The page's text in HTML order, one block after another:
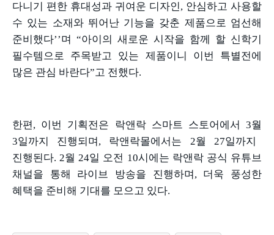
다니기 편한 휴대성과 귀여운 디자인, 안심하고 사용할
수 있는 소재와 뛰어난 기능을 갖춘 제품으로 엄선해
준비했다’’며 “아이의 새로운 시작을 함께 할 신학기
필수템으로 주목받고 있는 제품이니 이번 특별전에
많은 관심 바란다”고 전했다.
한편, 이번 기획전은 락앤락 스마트 스토어에서 3월
3일까지 진행되며 , 락앤락몰에서는 2월 27일까지
진행된다. 2월 24일 오전 10시에는 락앤락 공식 유튜브
채널을 통해 라이브 방송을 진행하며 , 더욱 풍성한
혜택을 준비해 기대를 모으고 있다.